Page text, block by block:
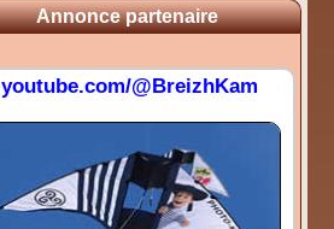
Annonce partenaire
youtube.com/@BreizhKam